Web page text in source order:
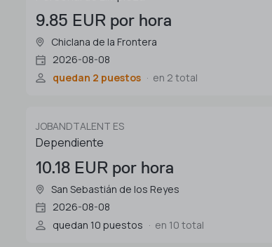
9.85 EUR por hora
Chiclana de la Frontera
2026-08-08
quedan 2 puestos
en 2 total
JOBANDTALENT ES
Dependiente
10.18 EUR por hora
San Sebastián de los Reyes
2026-08-08
quedan 10 puestos
en 10 total